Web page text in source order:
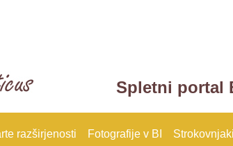
Spletni portal
razširjenosti Fotografije v BI Strokovnjaki